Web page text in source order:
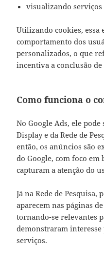
visualizando serviços
Utilizando cookies, essa
comportamento dos
personalizados, o que
incentiva a conclusão
Como funciona o
No Google Ads, ele
Display e da Rede de
então, os anúncios são
do Google, com foco em
capturam a atenção do
Já na Rede de
aparecem nas páginas
tornando-se relevantes
demonstraram
serviços.